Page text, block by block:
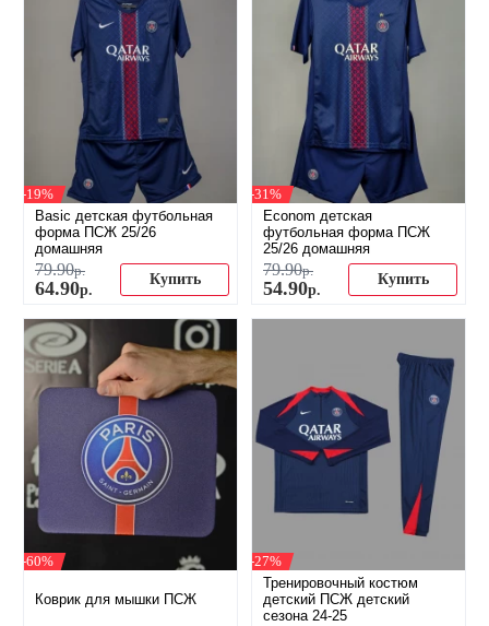
-19%
Basic детская футбольная
форма ПСЖ 25/26
домашняя
79.90р.
64.90р.
Купить
-31%
Econom детская
футбольная форма ПСЖ
25/26 домашняя
79.90р.
54.90р.
Купить
-60%
Коврик для мышки ПСЖ
-27%
Тренировочный костюм
детский ПСЖ детский
сезона 24-25